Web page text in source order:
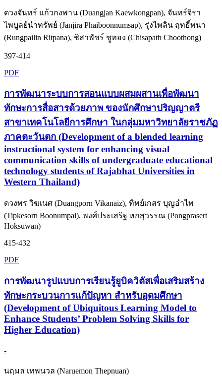
ดวงจันทร์ แก้วกงพาน (Duangjan Kaewkongpan), จันทร์จิรา
ไพบูลย์นำทรัพย์ (Janjira Phaiboonnumsap), รุ่งไพลิน ฤทธิ์พนา
(Rungpailin Ritpana), ชิสาพัชร์ ชูทอง (Chisapath Choothong)
397-414
PDF
การพัฒนาระบบการสอนแบบผสมผสานเพื่อพัฒนา
ทักษะการสื่อสารด้วยภาพ ของนักศึกษาปริญญาตรี
สาขาเทคโนโลยีการศึกษา ในกลุ่มมหาวิทยาลัยราชภัฏ
ภาคตะวันตก (Development of a blended learning
instructional system for enhancing visual
communication skills of undergraduate educational
technology students of Rajabhat Universities in
Western Thailand)
ดวงพร วิฆเนศ (Duangporn Vikanaiz), ทิพย์เกสร บุญอำไพ
(Tipkesorn Boonumpai), พงศ์ประเสริฐ หกสุวรรณ (Pongprasert
Hoksuwan)
415-432
PDF
การพัฒนารูปแบบการเรียนรู้ยูบิควิตัสเพื่อเสริมสร้าง
ทักษะกระบวนการแก้ปัญหา สำหรับอุดมศึกษา
(Development of Ubiquitous Learning Model to
Enhance Students’ Problem Solving Skills for
Higher Education)
-
นฤมล เทพนวล (Naruemon Thepnuan)